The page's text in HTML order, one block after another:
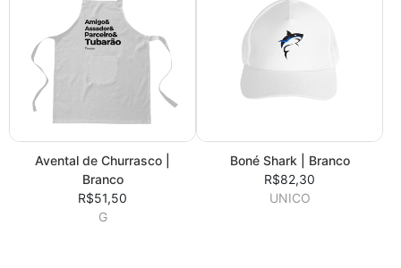
Avental de Churrasco |
Branco
R$51,50
G
Boné Shark | Branco
R$82,30
UNICO